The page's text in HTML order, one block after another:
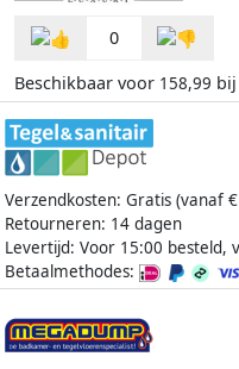
0
Beschikbaar voor 158,99 bij
Verzendkosten: Gratis (vanaf
Retourneren: 14 dagen
Levertijd: Voor 15:00 besteld,
Betaalmethodes: